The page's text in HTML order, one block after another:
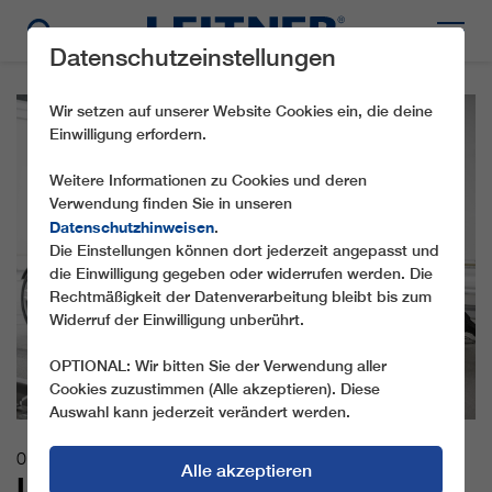
01.12.2022
Datenschutzeinstellungen
Wir setzen auf unserer Website Cookies ein, die deine
Einwilligung erfordern.
Weitere Informationen zu Cookies und deren
Verwendung finden Sie in unseren
Datenschutzhinweisen.
Die Einstellungen können dort jederzeit angepasst und
die Einwilligung gegeben oder widerrufen werden. Die
Rechtmäßigkeit der Datenverarbeitung bleibt bis zum
Widerruf der Einwilligung unberührt.
OPTIONAL: Wir bitten Sie der Verwendung aller
Cookies zuzustimmen (Alle akzeptieren). Diese
Auswahl kann jederzeit verändert werden.
Alle akzeptieren